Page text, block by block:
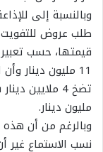
وبالنسبة إلى
طلب عروض
قيمتها، حسب
11 مليون دينار
مليون دينار.
وبالرغم من أن
نسب الاستماع